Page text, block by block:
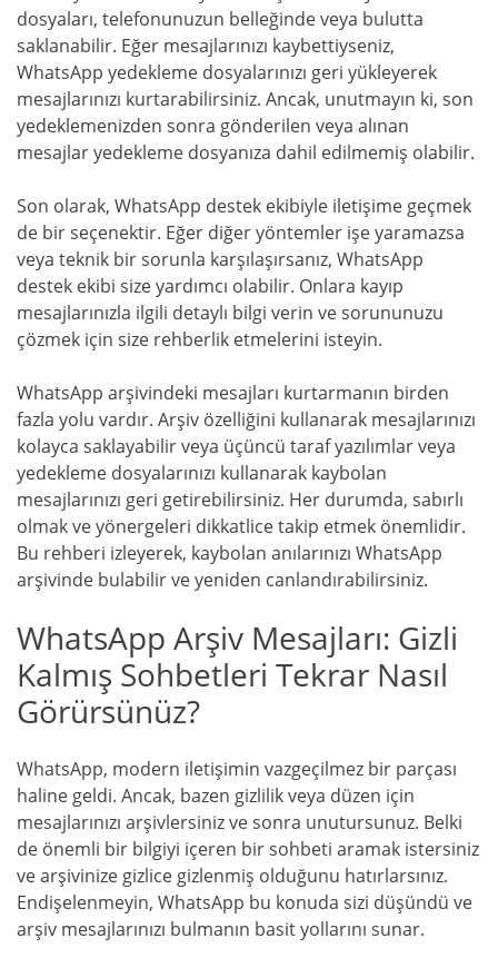
dosyaları, telefonunuzun belleğinde veya bulutta
saklanabilir. Eğer mesajlarınızı kaybettiyseniz,
WhatsApp yedekleme dosyalarınızı geri yükleyerek
mesajlarınızı kurtarabilirsiniz. Ancak, unutmayın ki, son
yedeklemenizden sonra gönderilen veya alınan
mesajlar yedekleme dosyanıza dahil edilmemiş olabilir.
Son olarak, WhatsApp destek ekibiyle iletişime geçmek
de bir seçenektir. Eğer diğer yöntemler işe yaramazsa
veya teknik bir sorunla karşılaşırsanız, WhatsApp
destek ekibi size yardımcı olabilir. Onlara kayıp
mesajlarınızla ilgili detaylı bilgi verin ve sorununuzu
çözmek için size rehberlik etmelerini isteyin.
WhatsApp arşivindeki mesajları kurtarmanın birden
fazla yolu vardır. Arşiv özelliğini kullanarak mesajlarınızı
kolayca saklayabilir veya üçüncü taraf yazılımlar veya
yedekleme dosyalarınızı kullanarak kaybolan
mesajlarınızı geri getirebilirsiniz. Her durumda, sabırlı
olmak ve yönergeleri dikkatlice takip etmek önemlidir.
Bu rehberi izleyerek, kaybolan anılarınızı WhatsApp
arşivinde bulabilir ve yeniden canlandırabilirsiniz.
WhatsApp Arşiv Mesajları: Gizli
Kalmış Sohbetleri Tekrar Nasıl
Görürsünüz?
WhatsApp, modern iletişimin vazgeçilmez bir parçası
haline geldi. Ancak, bazen gizlilik veya düzen için
mesajlarınızı arşivlersiniz ve sonra unutursunuz. Belki
de önemli bir bilgiyi içeren bir sohbeti aramak istersiniz
ve arşivinize gizlice gizlenmiş olduğunu hatırlarsınız.
Endişelenmeyin, WhatsApp bu konuda sizi düşündü ve
arşiv mesajlarınızı bulmanın basit yollarını sunar.